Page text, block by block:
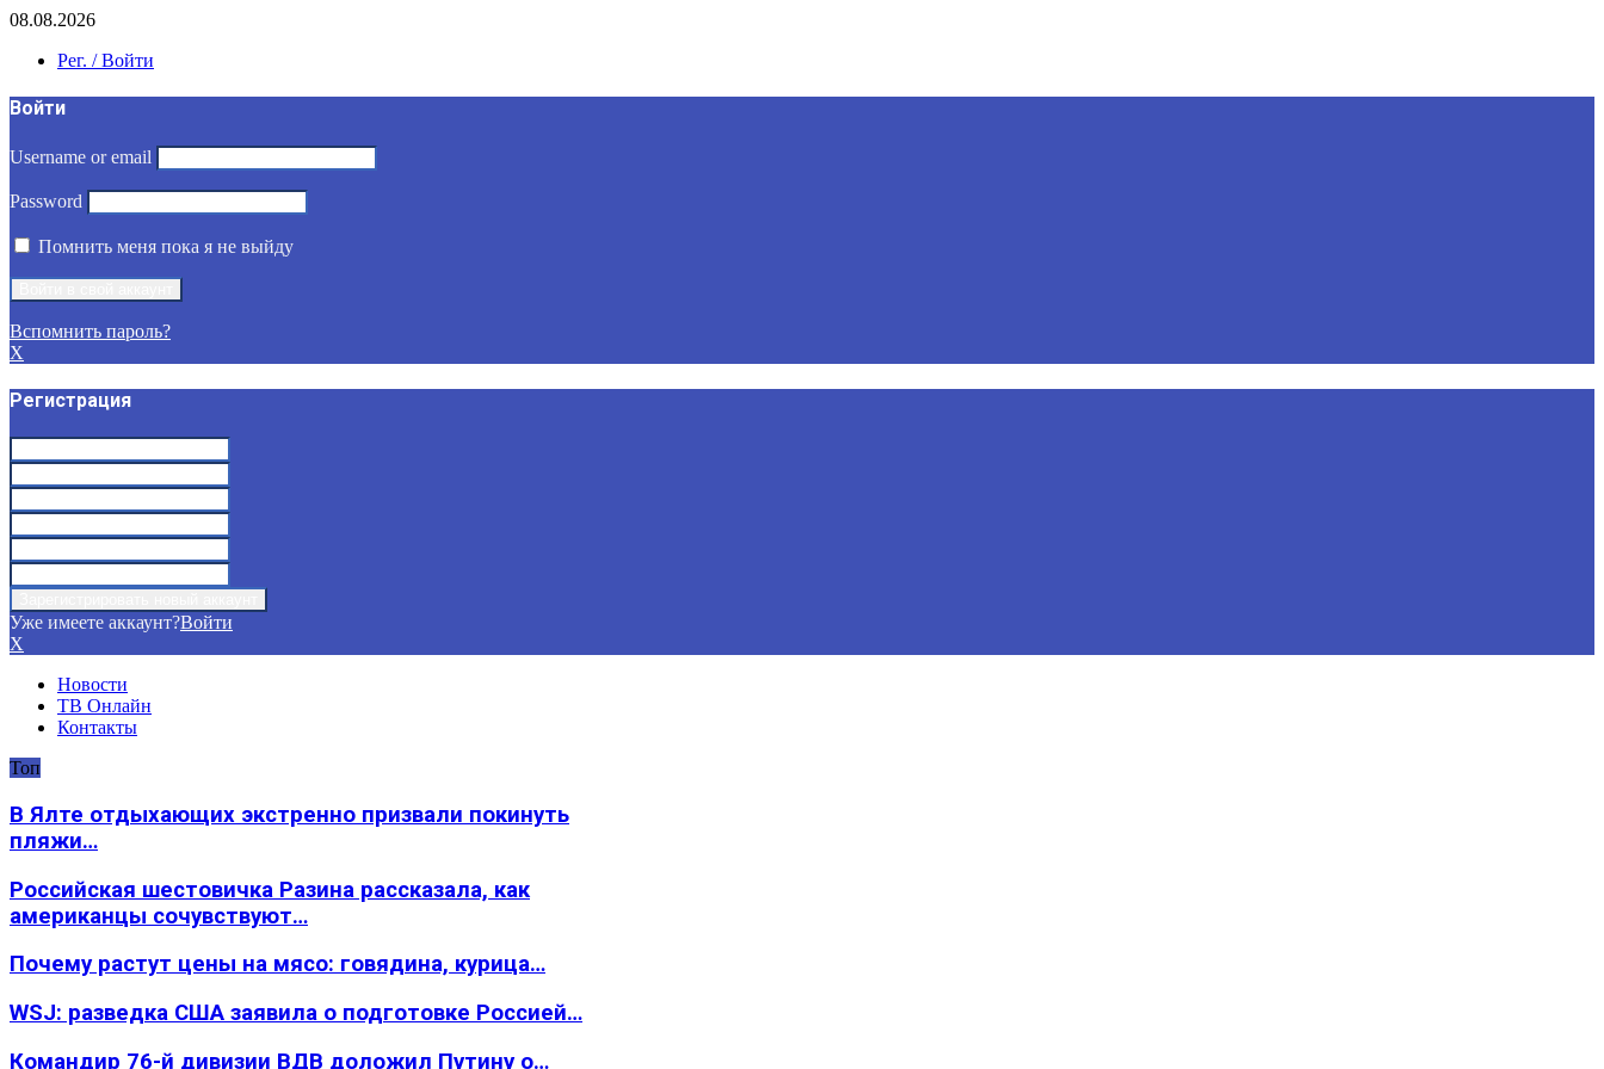
08.08.2026
Рег. / Войти
Войти
Username or email
Password
Помнить меня пока я не выйду
Вспомнить пароль?
X
Регистрация
Уже имеете аккаунт?Войти
X
Новости
ТВ Онлайн
Контакты
Топ
В Ялте отдыхающих экстренно призвали покинуть
пляжи…
Российская шестовичка Разина рассказала, как
американцы сочувствуют…
Почему растут цены на мясо: говядина, курица…
WSJ: разведка США заявила о подготовке Россией…
Командир 76-й дивизии ВДВ доложил Путину о…